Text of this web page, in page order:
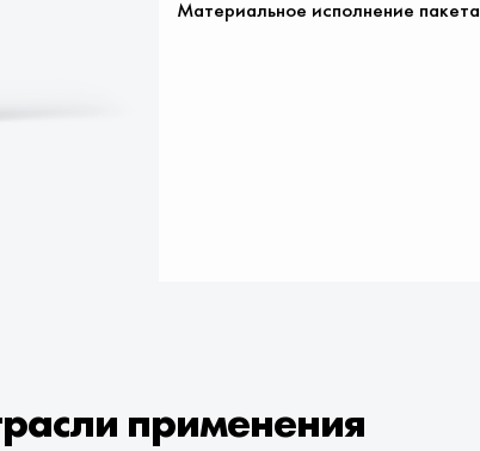
Материальное исполнение пакета
применения